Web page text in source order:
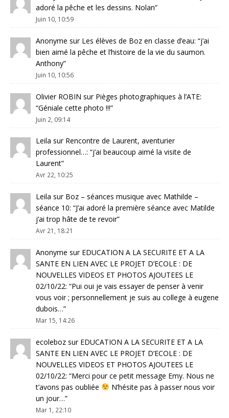
adoré la pêche et les dessins. Nolan”
Juin 10, 10:59
Anonyme sur Les élèves de Boz en classe d’eau: “j’ai
bien aimé la pêche et l’histoire de la vie du saumon.
Anthony”
Juin 10, 10:56
Olivier ROBIN sur Pièges photographiques à l’ATE:
“Géniale cette photo !!!”
Juin 2, 09:14
Leila sur Rencontre de Laurent, aventurier
professionnel…: “j’ai beaucoup aimé la visite de
Laurent”
Avr 22, 10:25
Leila sur Boz – séances musique avec Mathilde –
séance 10: “J’ai adoré la première séance avec Matilde
j’ai trop hâte de te revoir”
Avr 21, 18:21
Anonyme sur EDUCATION A LA SECURITE ET A LA
SANTE EN LIEN AVEC LE PROJET D’ECOLE : DE
NOUVELLES VIDEOS ET PHOTOS AJOUTEES LE
02/10/22: “Pui oui je vais essayer de penser à venir
vous voir ; personnellement je suis au college à eugene
dubois…”
Mar 15, 14:26
ecoleboz sur EDUCATION A LA SECURITE ET A LA
SANTE EN LIEN AVEC LE PROJET D’ECOLE : DE
NOUVELLES VIDEOS ET PHOTOS AJOUTEES LE
02/10/22: “Merci pour ce petit message Emy. Nous ne
t’avons pas oubliée
N’hésite pas à passer nous voir
un jour…”
Mar 1, 22:10